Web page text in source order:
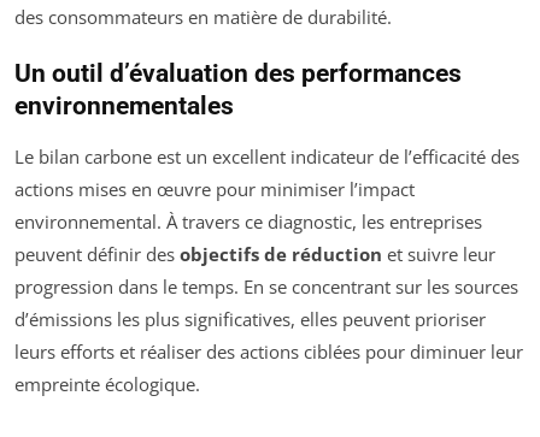
des consommateurs en matière de durabilité.
Un outil d’évaluation des performances
environnementales
Le bilan carbone est un excellent indicateur de l’efficacité des
actions mises en œuvre pour minimiser l’impact
environnemental. À travers ce diagnostic, les entreprises
peuvent définir des objectifs de réduction et suivre leur
progression dans le temps. En se concentrant sur les sources
d’émissions les plus significatives, elles peuvent prioriser
leurs efforts et réaliser des actions ciblées pour diminuer leur
empreinte écologique.